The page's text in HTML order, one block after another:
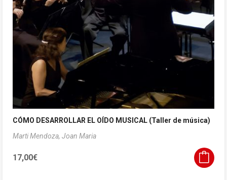
CÓMO DESARROLLAR EL OÍDO MUSICAL (Taller de música)
Marti Mendoza, Joan Maria
17,00€